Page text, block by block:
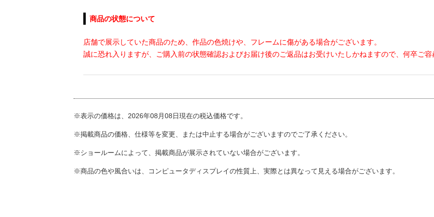
商品の状態について
店舗で展示していた商品のため、作品の色焼けや、フレームに傷がある場合がございます。
誠に恐れ入りますが、ご購入前の状態確認およびお届け後のご返品はお受けいたしかねますので、何卒ご容
※表示の価格は、2026年08月08日現在の税込価格です。
※掲載商品の価格、仕様等を変更、または中止する場合がございますのでご了承ください。
※ショールームによって、掲載商品が展示されていない場合がございます。
※商品の色や風合いは、コンピュータディスプレイの性質上、実際とは異なって見える場合がございます。